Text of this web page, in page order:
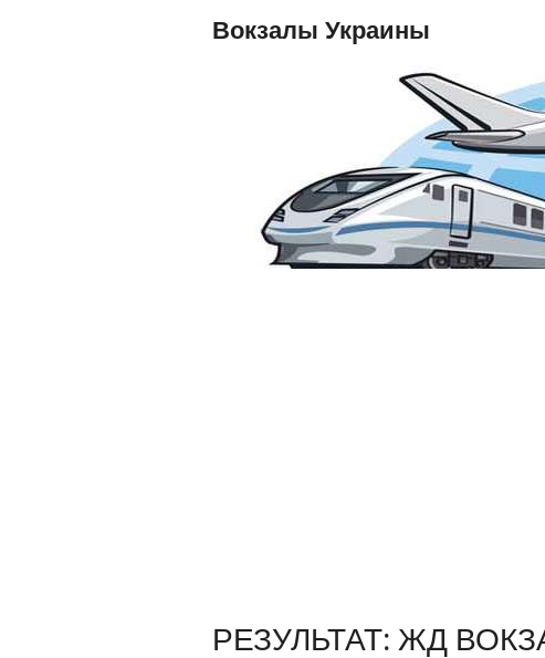
Вокзалы Украины
РЕЗУЛЬТАТ: ЖД